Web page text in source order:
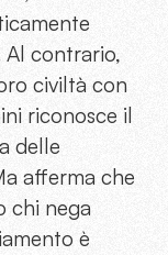
Al contrario,
civiltà con
riconosce il
delle
afferma che
chi nega
è